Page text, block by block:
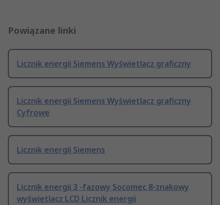
Powiązane linki
Licznik energii Siemens Wyświetlacz graficzny
Licznik energii Siemens Wyświetlacz graficzny
Cyfrowe
Licznik energii Siemens
Licznik energii 3 -fazowy Socomec 8-znakowy
wyświetlacz LCD Licznik energii